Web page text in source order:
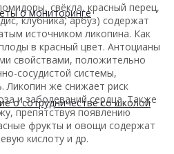
о мониторинге
о сотрудничестве со школой
свёкла, красный перец,
клубника, арбуз) содержат
источником ликопина. Как
в красный цвет. Антоцианы
свойствами, положительно
сосудистой системы,
Ликопин же снижает риск
и заболеваний сердца. Также
препятствуя появлению
фрукты и овощи содержат
кислоту и др.